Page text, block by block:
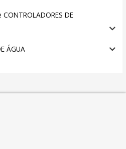
CONTROLADORES DE
ÁGUA